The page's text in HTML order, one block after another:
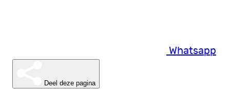
Whatsapp
Deel deze pagina